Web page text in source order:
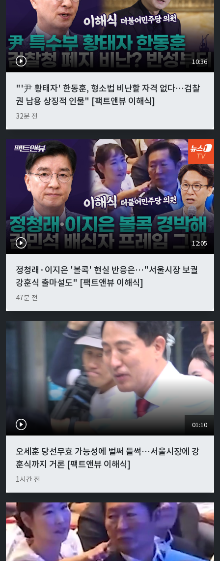
10:36
"'尹 황태자' 한동훈, 형소법 비난할 자격 없다…검찰
권 남용 상징적 인물" [팩트앤뷰 이해식]
32분 전
12:05
정청래·이지은 '볼콕' 현실 반응은…"서울시장 보궐
강훈식 출마설도" [팩트앤뷰 이해식]
47분 전
01:10
오세훈 당선무효 가능성에 벌써 들썩…서울시장에 강
훈식까지 거론 [팩트앤뷰 이해식]
1시간 전